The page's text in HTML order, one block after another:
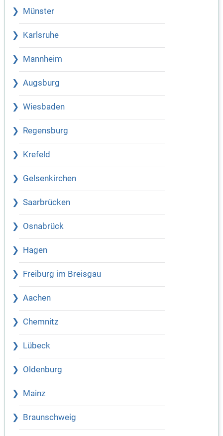
Münster
Karlsruhe
Mannheim
Augsburg
Wiesbaden
Regensburg
Krefeld
Gelsenkirchen
Saarbrücken
Osnabrück
Hagen
Freiburg im Breisgau
Aachen
Chemnitz
Lübeck
Oldenburg
Mainz
Braunschweig